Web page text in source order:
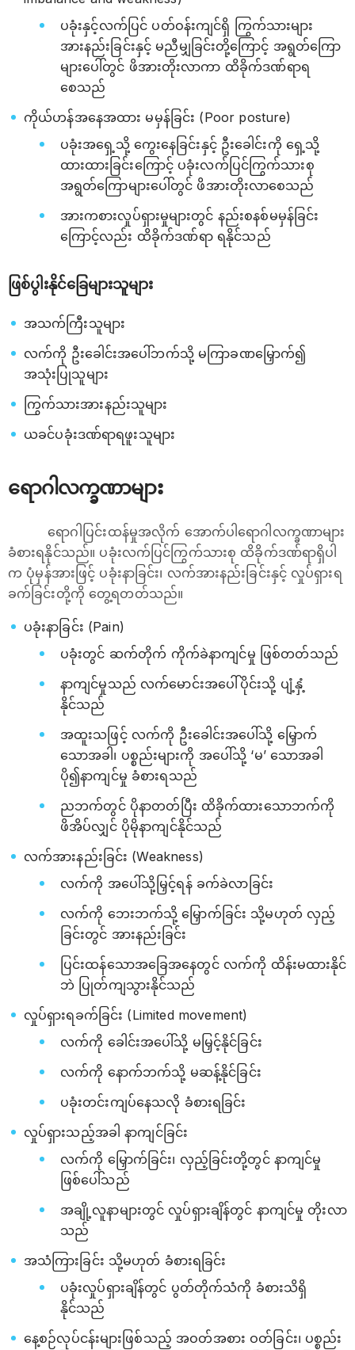
ပခုံးနှင့်လက်ပြင် ပတ်ဝန်းကျင်ရှိ ကြွက်သားများ
အားနည်းခြင်းနှင့် မညီမျှခြင်းတို့ကြောင့် အရွတ်ကြော
များပေါ်တွင် ဖိအားတိုးလာကာ ထိခိုက်ဒဏ်ရာရ
စေသည်
ကိုယ်ဟန်အနေအထား မမှန်ခြင်း (Poor posture)
ပခုံးအရှေ့သို့ ကွေးနေခြင်းနှင့် ဦးခေါင်းကို ရှေ့သို့
ထားထားခြင်းကြောင့် ပခုံးလက်ပြင်ကြွက်သားစု
အရွတ်ကြောများပေါ်တွင် ဖိအားတိုးလာစေသည်
အားကစားလှုပ်ရှားမှုများတွင် နည်းစနစ်မမှန်ခြင်း
ကြောင့်လည်း ထိခိုက်ဒဏ်ရာ ရနိုင်သည်
ဖြစ်ပွါးနိုင်ခြေများသူများ
အသက်ကြီးသူများ
လက်ကို ဦးခေါင်းအပေါ်ဘက်သို့ မကြာခဏမြှောက်၍
အသုံးပြုသူများ
ကြွက်သားအားနည်းသူများ
ယခင်ပခုံးဒဏ်ရာရဖူးသူများ
ရောဂါလက္ခဏာများ
ရောဂါပြင်းထန်မှုအလိုက် အောက်ပါရောဂါလက္ခဏာများ
ခံစားရနိုင်သည်။ ပခုံးလက်ပြင်ကြွက်သားစု ထိခိုက်ဒဏ်ရာရှိပါ
က ပုံမှန်အားဖြင့် ပခုံးနာခြင်း၊ လက်အားနည်းခြင်းနှင့် လှုပ်ရှားရ
ခက်ခြင်းတို့ကို တွေ့ရတတ်သည်။
ပခုံးနာခြင်း (Pain)
ပခုံးတွင် ဆက်တိုက် ကိုက်ခဲနာကျင်မှု ဖြစ်တတ်သည်
နာကျင်မှုသည် လက်မောင်းအပေါ်ပိုင်းသို့ ပျံ့နှံ့
နိုင်သည်
အထူးသဖြင့် လက်ကို ဦးခေါင်းအပေါ်သို့ မြှောက်
သောအခါ၊ ပစ္စည်းများကို အပေါ်သို့ ‘မ’ သောအခါ
ပို၍နာကျင်မှု ခံစားရသည်
ညဘက်တွင် ပိုနာတတ်ပြီး ထိခိုက်ထားသောဘက်ကို
ဖိအိပ်လျှင် ပိုမိုနာကျင်နိုင်သည်
လက်အားနည်းခြင်း (Weakness)
လက်ကို အပေါ်သို့မြှင့်ရန် ခက်ခဲလာခြင်း
လက်ကို ဘေးဘက်သို့ မြှောက်ခြင်း သို့မဟုတ် လှည့်
ခြင်းတွင် အားနည်းခြင်း
ပြင်းထန်သောအခြေအနေတွင် လက်ကို ထိန်းမထားနိုင်
ဘဲ ပြုတ်ကျသွားနိုင်သည်
လှုပ်ရှားရခက်ခြင်း (Limited movement)
လက်ကို ခေါင်းအပေါ်သို့ မမြှင့်နိုင်ခြင်း
လက်ကို နောက်ဘက်သို့ မဆန့်နိုင်ခြင်း
ပခုံးတင်းကျပ်နေသလို ခံစားရခြင်း
လှုပ်ရှားသည့်အခါ နာကျင်ခြင်း
လက်ကို မြှောက်ခြင်း၊ လှည့်ခြင်းတို့တွင် နာကျင်မှု
ဖြစ်ပေါ်သည်
အချို့လူနာများတွင် လှုပ်ရှားချိန်တွင် နာကျင်မှု တိုးလာ
သည်
အသံကြားခြင်း သို့မဟုတ် ခံစားရခြင်း
ပခုံးလှုပ်ရှားချိန်တွင် ပွတ်တိုက်သံကို ခံစားသိရှိ
နိုင်သည်
နေ့စဉ်လုပ်ငန်းများဖြစ်သည့် အဝတ်အစား ဝတ်ခြင်း၊ ပစ္စည်း